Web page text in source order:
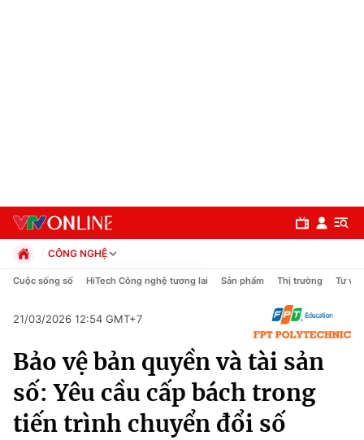
Chính trị
Xã hội
CÔNG NGHỆ
Chính trị
Pháp luật
Thể thao
Truyền hình
Văn hóa - Giải trí
Y tế
Cuộc sống số HiTech Công nghệ tương lai Sản phẩm Thị trường Tư vấn
21/03/2026 12:54 GMT+7
Bảo vệ bản quyền và tài sản
số: Yêu cầu cấp bách trong
tiến trình chuyển đổi số